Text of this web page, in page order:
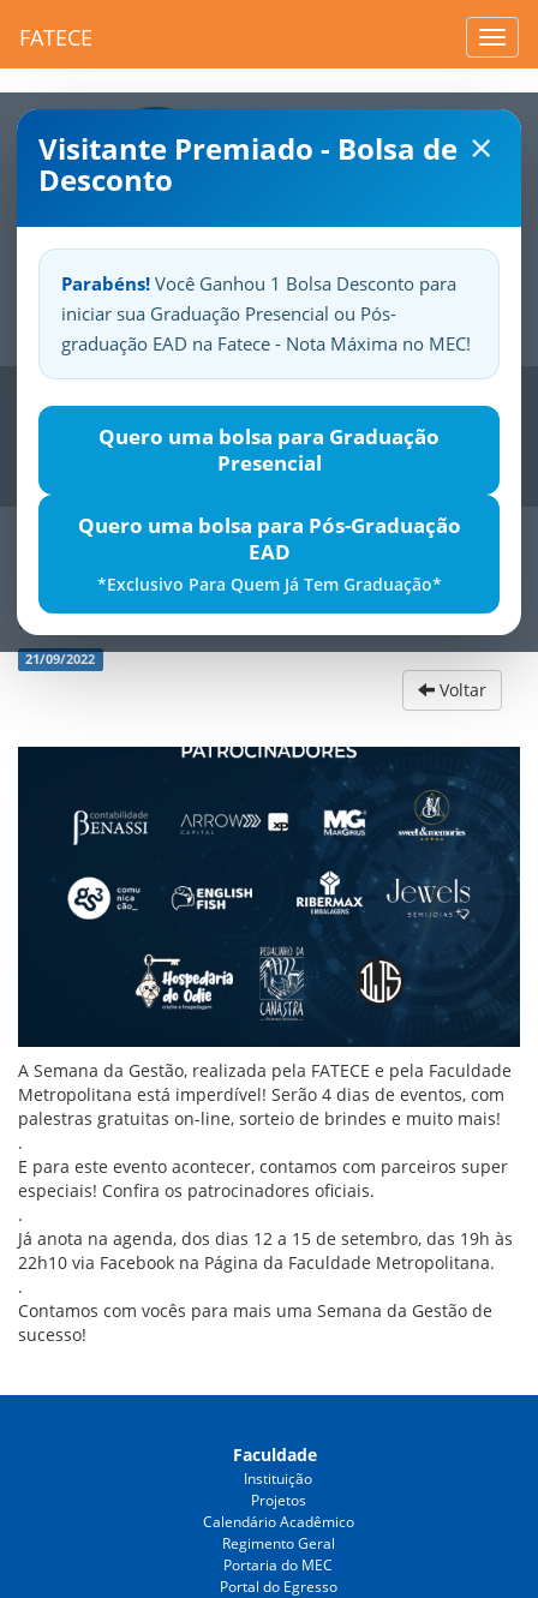
FATECE
×
Visitante Premiado - Bolsa de
Desconto
Parabéns! Você Ganhou 1 Bolsa Desconto para
iniciar sua Graduação Presencial ou Pós-
graduação EAD na Fatece - Nota Máxima no MEC!
Quero uma bolsa para Graduação
Presencial
Quero uma bolsa para Pós-Graduação
EAD
*Exclusivo Para Quem Já Tem Graduação*
SuaFatece.Seuorgulho.
Previous
Semana da GestÃ£o
21/09/2022
Voltar
A Semana da Gestão, realizada pela FATECE e pela Faculdade
Metropolitana está imperdível! Serão 4 dias de eventos, com
palestras gratuitas on-line, sorteio de brindes e muito mais!
.
E para este evento acontecer, contamos com parceiros super
especiais! Confira os patrocinadores oficiais.
.
Já anota na agenda, dos dias 12 a 15 de setembro, das 19h às
22h10 via Facebook na Página da Faculdade Metropolitana.
.
Contamos com vocês para mais uma Semana da Gestão de
sucesso!
Faculdade
Instituição
Projetos
Calendário Acadêmico
Regimento Geral
Portaria do MEC
Portal do Egresso